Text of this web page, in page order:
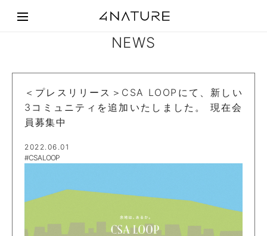
NEWS
＜プレスリリース＞CSA LOOPにて、新しい
3コミュニティを追加いたしました。 現在会
員募集中
2022.06.01
#CSA LOOP